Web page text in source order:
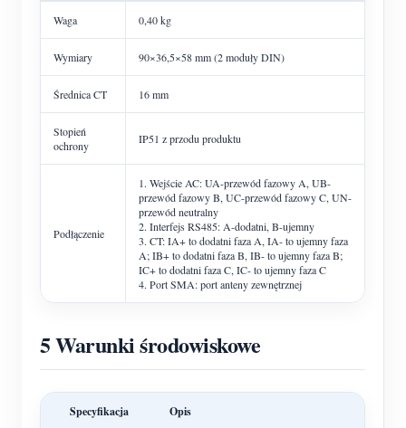
Waga 0,40 kg
Wymiary 90×36,5×58 mm (2 moduły DIN)
Średnica CT 16 mm
Stopień
ochrony
IP51 z przodu produktu
Podłączenie
1. Wejście AC: UA-przewód fazowy A, UB-
przewód fazowy B, UC-przewód fazowy C, UN-
przewód neutralny
2. Interfejs RS485: A-dodatni, B-ujemny
3. CT: IA+ to dodatni faza A, IA- to ujemny faza
A; IB+ to dodatni faza B, IB- to ujemny faza B;
IC+ to dodatni faza C, IC- to ujemny faza C
4. Port SMA: port anteny zewnętrznej
5 Warunki środowiskowe
Specyfikacja Opis